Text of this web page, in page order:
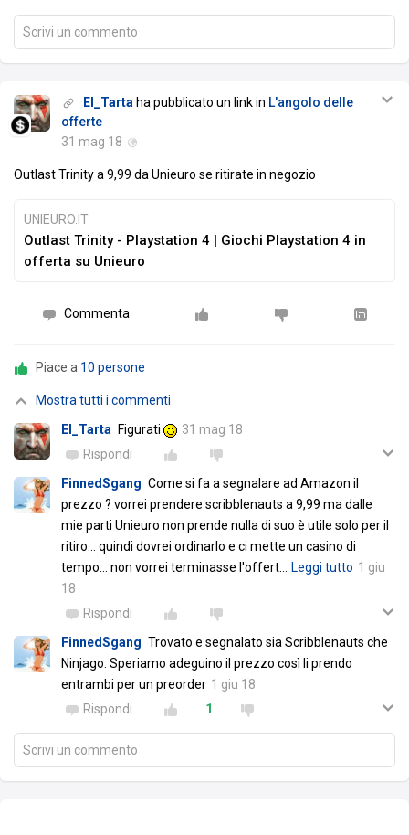
Scrivi un commento
El_Tarta ha pubblicato un link in L'angolo delle
offerte
31 mag 18
Outlast Trinity a 9,99 da Unieuro se ritirate in negozio
UNIEURO.IT
Outlast Trinity - Playstation 4 | Giochi Playstation 4 in
offerta su Unieuro
Commenta
Piace a 10 persone
Mostra tutti i commenti
El_Tarta Figurati
31 mag 18
Rispondi
FinnedSgang Come si fa a segnalare ad Amazon il
prezzo ? vorrei prendere scribblenauts a 9,99 ma dalle
mie parti Unieuro non prende nulla di suo è utile solo per il
ritiro... quindi dovrei ordinarlo e ci mette un casino di
tempo... non vorrei terminasse l'offert… Leggi tutto 1 giu
18
Rispondi
FinnedSgang Trovato e segnalato sia Scribblenauts che
Ninjago. Speriamo adeguino il prezzo così li prendo
entrambi per un preorder 1 giu 18
Rispondi
1
Scrivi un commento